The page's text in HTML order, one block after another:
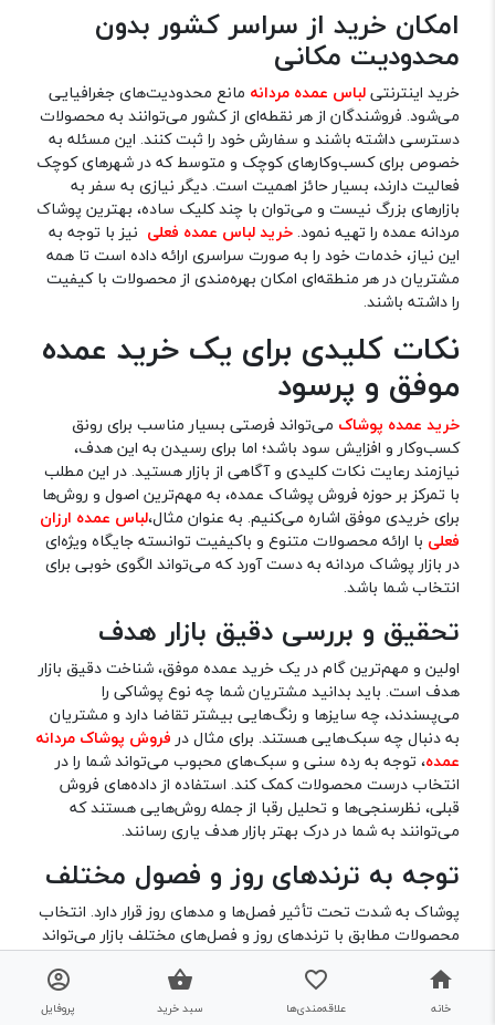
امکان خرید از سراسر کشور بدون
محدودیت مکانی
خرید اینترنتیلباس عمده مردانه مانع محدودیت‌های جغرافیایی
می‌شود. فروشندگان از هر نقطه‌ای از کشور می‌توانند به محصولات
دسترسی داشته باشند و سفارش خود را ثبت کنند. این مسئله به
خصوص برای کسب‌وکارهای کوچک و متوسط که در شهرهای کوچک
فعالیت دارند، بسیار حائز اهمیت است. دیگر نیازی به سفر به
بازارهای بزرگ نیست و می‌توان با چند کلیک ساده، بهترین پوشاک
مردانه عمده را تهیه نمود.خرید لباس عمده فعلی نیز با توجه به
این نیاز، خدمات خود را به صورت سراسری ارائه داده است تا همه
مشتریان در هر منطقه‌ای امکان بهره‌مندی از محصولات با کیفیت
را داشته باشند.
نکات کلیدی برای یک خرید عمده
موفق و پرسود
خرید عمده پوشاک می‌تواند فرصتی بسیار مناسب برای رونق
کسب‌وکار و افزایش سود باشد؛ اما برای رسیدن به این هدف،
نیازمند رعایت نکات کلیدی و آگاهی از بازار هستید. در این مطلب
با تمرکز بر حوزه فروش پوشاک عمده، به مهم‌ترین اصول و روش‌ها
برای خریدی موفق اشاره می‌کنیم. به عنوان مثال،لباس عمده ارزان
فعلی با ارائه محصولات متنوع و باکیفیت توانسته جایگاه ویژه‌ای
در بازار پوشاک مردانه به دست آورد که می‌تواند الگوی خوبی برای
انتخاب شما باشد.
تحقیق و بررسی دقیق بازار هدف
اولین و مهم‌ترین گام در یک خرید عمده موفق، شناخت دقیق بازار
هدف است. باید بدانید مشتریان شما چه نوع پوشاکی را
می‌پسندند، چه سایزها و رنگ‌هایی بیشتر تقاضا دارد و مشتریان
به دنبال چه سبک‌هایی هستند. برای مثال در فروش پوشاک مردانه
عمده، توجه به رده سنی و سبک‌های محبوب می‌تواند شما را در
انتخاب درست محصولات کمک کند. استفاده از داده‌های فروش
قبلی، نظرسنجی‌ها و تحلیل رقبا از جمله روش‌هایی هستند که
می‌توانند به شما در درک بهتر بازار هدف یاری رسانند.
توجه به ترندهای روز و فصول مختلف
پوشاک به شدت تحت تأثیر فصل‌ها و مدهای روز قرار دارد. انتخاب
محصولات مطابق با ترندهای روز و فصل‌های مختلف بازار می‌تواند
ضامن فروش سریع‌ و سوددهی بالاتر باشد. به‌عنوان مثال،تولیدی
پوشاک فعلی
همواره با بررسی دقیق ترندهای جهانی و تغییرات
فصلی، مجموعه‌های خود را به‌روز رسانی می‌کند. شما نیز بایدپروفایل سبد خرید علاقه‌مندی‌ها خانه